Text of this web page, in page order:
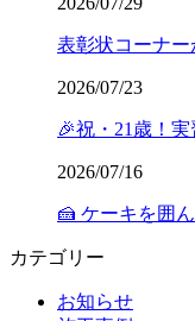
表彰状コーナー
2026/07/23
🎉祝・21歳！
2026/07/16
🍰 ケーキを囲
カテゴリー
お知らせ